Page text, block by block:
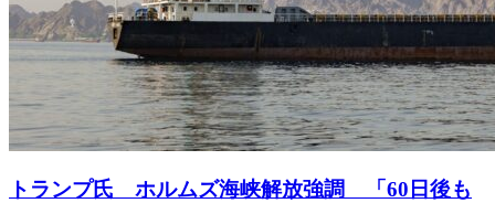
トランプ氏 ホルムズ海峡解放強調 「60日後も